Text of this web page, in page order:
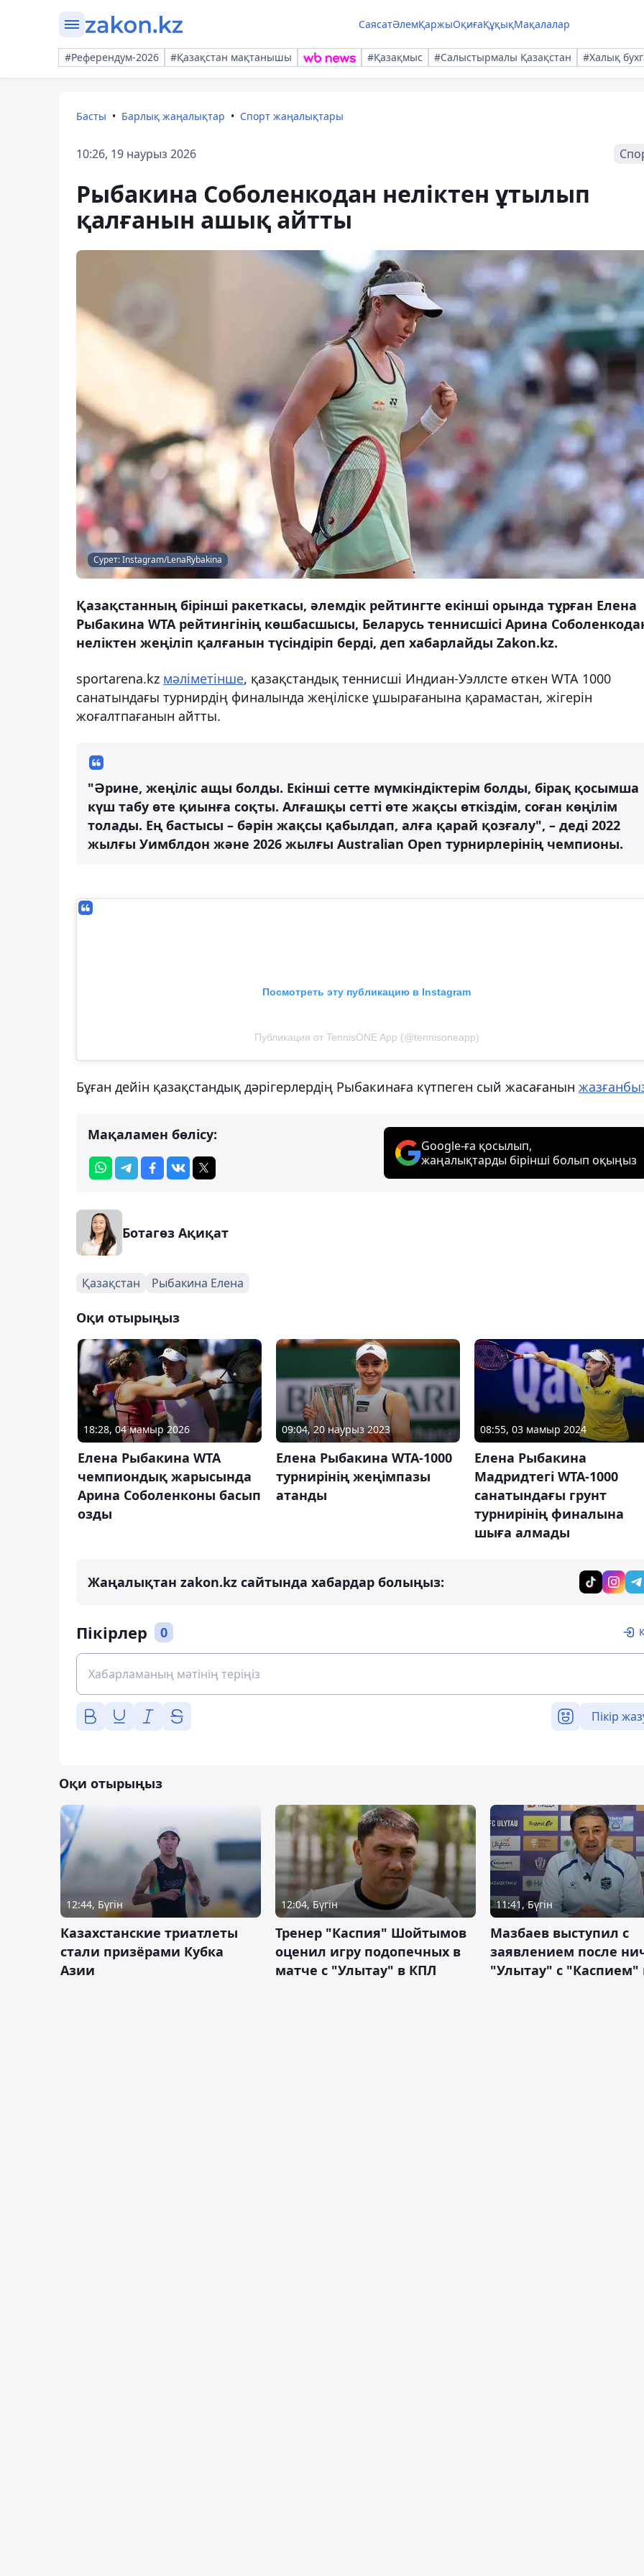
СаясатӘлемҚаржыОқиғаҚұқықМақалалар
#Референдум-2026 #Қазақстан мақтанышы #Қазақмыс #Салыстырмалы Қазақстан #Халық
Басты Барлық жаңалықтар Спорт жаңалықтары
10:26, 19 наурыз 2026
Рыбакина Соболенкодан неліктен ұтылып
қалғанын ашық айтты
Сурет: Instagram/LenaRybakina
Қазақстанның бірінші ракеткасы, әлемдік рейтингте екінші орында тұрған Елена
Рыбакина WTA рейтингінің көшбасшысы, Беларусь теннисшісі Арина
неліктен жеңіліп қалғанын түсіндіріп берді, деп хабарлайды Zakon.kz.
sportarena.kz мәліметінше, қазақстандық теннисші Индиан-Уэллсте өткен WTA 1000
санатындағы турнирдің финалында жеңіліске ұшырағанына қарамастан, жігерін
жоғалтпағанын айтты.
"Әрине, жеңіліс ащы болды. Екінші сетте мүмкіндіктерім болды, бірақ қосымша
күш табу өте қиынға соқты. Алғашқы сетті өте жақсы өткіздім, соған көңілім
толады. Ең бастысы – бәрін жақсы қабылдап, алға қарай қозғалу", – деді 2022
жылғы Уимблдон және 2026 жылғы Australian Open турнирлерінің чемпионы.
Посмотреть эту публикацию в Instagram
Публикация от TennisONE App (@tennisoneapp)
Бұған дейін қазақстандық дәрігерлердің Рыбакинаға күтпеген сый жасағанын
Мақаламен бөлісу:
Google-ға қосылып,
жаңалықтарды бірінші болып оқыңыз
Ботагөз Ақиқат
Қазақстан Рыбакина Елена
Оқи отырыңыз
18:28, 04 мамыр 2026
Елена Рыбакина WTA
чемпиондық жарысында
Арина Соболенконы басып
озды
09:04, 20 наурыз 2023
Елена Рыбакина WTA-1000
турнирінің жеңімпазы
атанды
08:55, 03 мамыр 2024
Елена Рыбакина
Мадридтегі WTA-1000
санатындағы грунт
турнирінің финалына
шыға алмады
Жаңалықтан zakon.kz сайтында хабардар болыңыз:
Пікірлер 0
Пікір
Оқи отырыңыз
12:44, Бүгін
Казахстанские триатлеты
стали призёрами Кубка
Азии
12:04, Бүгін
Тренер "Каспия" Шойтымов
оценил игру подопечных в
матче с "Улытау" в КПЛ
11:41, Бүгін
Мазбаев выступил с
заявлением после
"Улытау" с "Каспием"